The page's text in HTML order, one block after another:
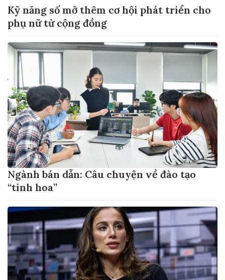
Kỹ năng số mở thêm cơ hội phát triển cho
phụ nữ từ cộng đồng
Ngành bán dẫn: Câu chuyện về đào tạo
“tinh hoa”